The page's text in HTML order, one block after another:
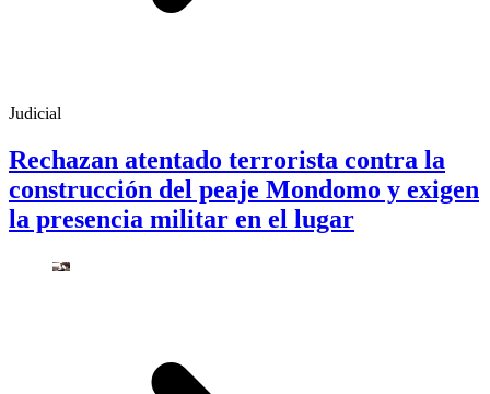
Judicial
Rechazan atentado terrorista contra la
construcción del peaje Mondomo y exigen
la presencia militar en el lugar